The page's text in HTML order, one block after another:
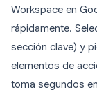
Workspace en
rápidamente.
sección clave) y
elementos de
toma segundos